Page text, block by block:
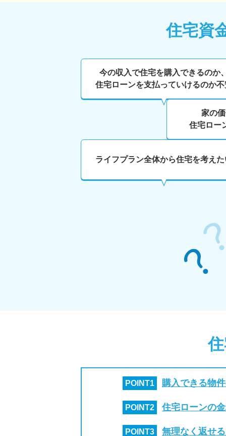
住宅資
今の収入で住宅を購入できるのか
住宅ローンを支払っていけるのか不
家の
住宅ロー
ライフプラン全体から住宅を考えた
POINT1 購入できる物
POINT2 住宅ローンの
POINT3 無理なく返せ